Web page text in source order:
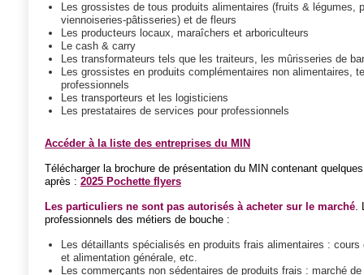
Les grossistes de tous produits alimentaires (fruits & légumes,
viennoiseries-pâtisseries) et de fleurs
Les producteurs locaux, maraîchers et arboriculteurs
Le cash & carry
Les transformateurs tels que les traiteurs, les mûrisseries de
Les grossistes en produits complémentaires non alimentaires,
professionnels
Les transporteurs et les logisticiens
Les prestataires de services pour professionnels
Accéder à la liste des entreprises du MIN
Télécharger la brochure de présentation du MIN contenant
après : 2025 Pochette flyers
Les particuliers ne sont pas autorisés à acheter sur le marché.
professionnels des métiers de bouche :
Les détaillants spécialisés en produits frais alimentaires :
et alimentation générale, etc.
Les commerçants non sédentaires de produits frais : marché